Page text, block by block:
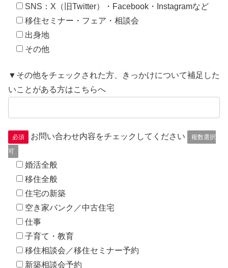
SNS：X（旧Twitter）・Facebook・Instagramなど
移住セミナー・フェア・相談会
出身地
その他
▼その他をチェックされた方、きっかけについて補足した
いことがある方はこちらへ
必須 お問い合わせ内容をチェックしてください
複数選択
可
婚活全般
移住全般
住宅の新築
空き家バンク／中古住宅
仕事
子育て・教育
移住相談会／移住セミナー予約
新築相談会予約